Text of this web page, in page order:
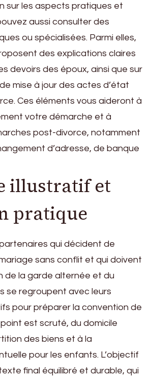
sur les aspects pratiques et
aussi consulter des
ou spécialisées. Parmi elles,
des explications claires
devoirs des époux, ainsi que sur
mise à jour des actes d’état
Ces éléments vous aideront à
votre démarche et à
post-divorce, notamment
d’adresse, de banque
illustratif et
pratique
qui décident de
sans conflit et qui doivent
de la garde alternée et du
se regroupent avec leurs
pour préparer la convention de
est scruté, du domicile
des biens et à la
pour les enfants. L’objectif
final équilibré et durable, qui